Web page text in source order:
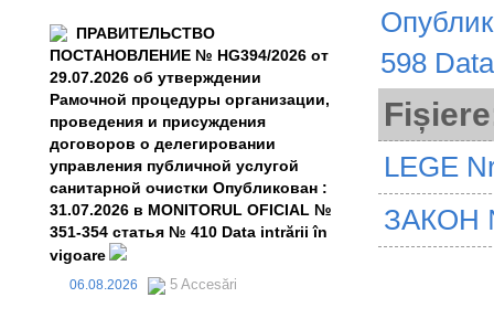
ПРАВИТЕЛЬСТВО
ПОСТАНОВЛЕНИЕ № HG394/2026 от
29.07.2026 об утверждении
Рамочной процедуры организации,
проведения и присуждения
договоров о делегировании
управления публичной услугой
санитарной очистки Опубликован :
31.07.2026 в MONITORUL OFICIAL №
351-354 статья № 410 Data intrării în
vigoare
06.08.2026 5 Accesări
LEGE
ЗАКОН